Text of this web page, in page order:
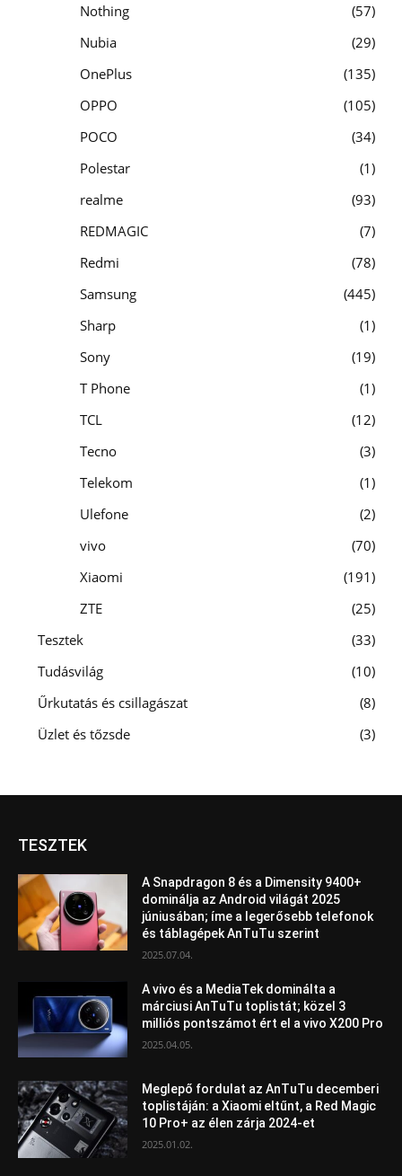
Nothing
57
Nubia
29
OnePlus
135
OPPO
105
POCO
34
Polestar
1
realme
93
REDMAGIC
7
Redmi
78
Samsung
445
Sharp
1
Sony
19
T Phone
1
TCL
12
Tecno
3
Telekom
1
Ulefone
2
vivo
70
Xiaomi
191
ZTE
25
Tesztek
33
Tudásvilág
10
Űrkutatás és csillagászat
8
Üzlet és tőzsde
3
TESZTEK
A Snapdragon 8 és a Dimensity 9400+
dominálja az Android világát 2025
júniusában; íme a legerősebb telefonok
és táblagépek AnTuTu szerint
2025.07.04.
A vivo és a MediaTek dominálta a
márciusi AnTuTu toplistát; közel 3
milliós pontszámot ért el a vivo X200 Pro
2025.04.05.
Meglepő fordulat az AnTuTu decemberi
toplistáján: a Xiaomi eltűnt, a Red Magic
10 Pro+ az élen zárja 2024-et
2025.01.02.